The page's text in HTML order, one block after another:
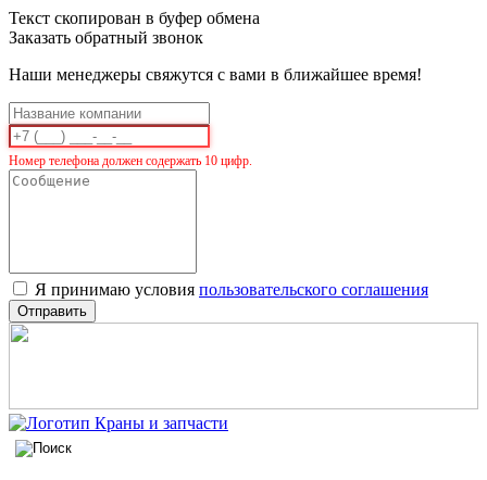
Текст скопирован в буфер обмена
Заказать обратный звонок
Наши менеджеры свяжутся с вами в ближайшее время!
Номер телефона должен содержать 10 цифр.
Я принимаю условия пользовательского соглашения
Отправить